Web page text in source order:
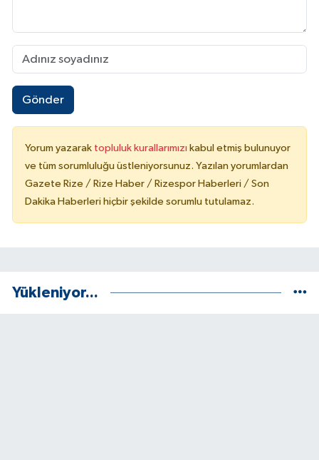
Gönder
Yorum yazarak topluluk kurallarımızı kabul etmiş bulunuyor
ve tüm sorumluluğu üstleniyorsunuz. Yazılan yorumlardan
Gazete Rize / Rize Haber / Rizespor Haberleri / Son
Dakika Haberleri hiçbir şekilde sorumlu tutulamaz.
Yükleniyor...